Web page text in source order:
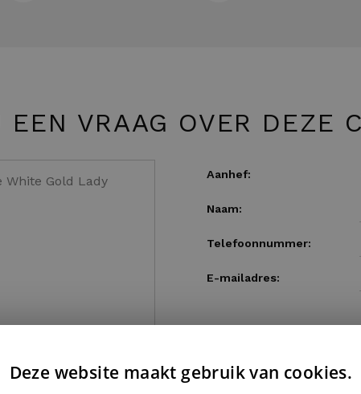
EEN VRAAG OVER DEZE
Aanhef:
Naam:
Telefoonnummer:
E-mailadres:
Deze website maakt gebruik van cookies.